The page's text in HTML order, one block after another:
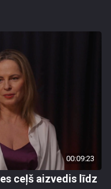
00:09:23
ceļš aizvedis līdz